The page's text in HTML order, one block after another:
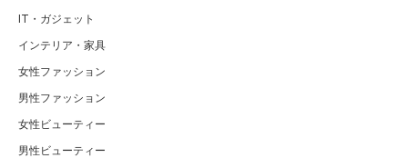
IT・ガジェット
インテリア・家具
女性ファッション
男性ファッション
女性ビューティー
男性ビューティー